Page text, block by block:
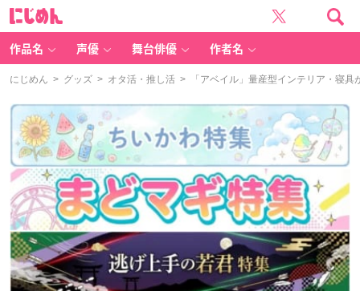
作品名 声優 舞台俳優 作者名
にじめん > グッズ > オタ活・推し活 > 「アベイル」量産型インテリア・寝具